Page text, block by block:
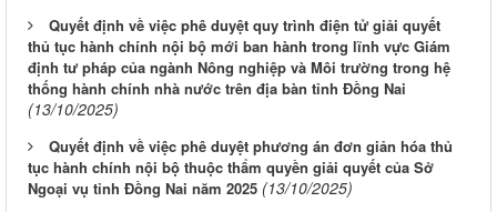
Quyết định về việc phê duyệt quy trình điện tử giải quyết
thủ tục hành chính nội bộ mới ban hành trong lĩnh vực Giám
định tư pháp của ngành Nông nghiệp và Môi trường trong hệ
thống hành chính nhà nước trên địa bàn tỉnh Đồng Nai
(13/10/2025)
Quyết định về việc phê duyệt phương án đơn giản hóa thủ
tục hành chính nội bộ thuộc thẩm quyền giải quyết của Sở
Ngoại vụ tỉnh Đồng Nai năm 2025 (13/10/2025)